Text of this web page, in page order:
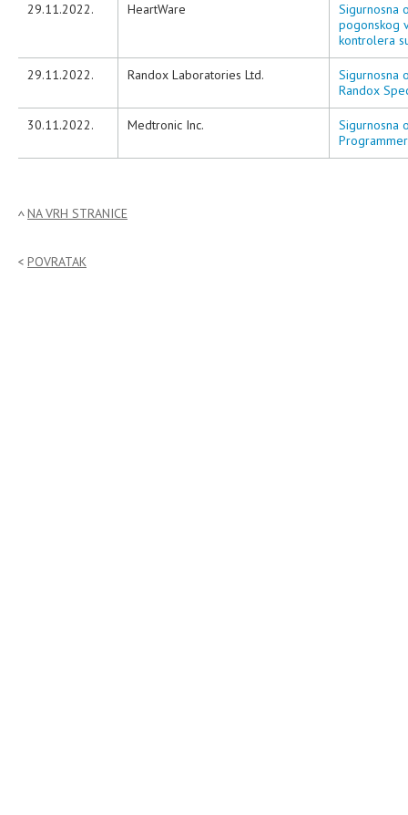
29.11.2022. HeartWare
Sigurnosna
pogonskog
kontrolera
29.11.2022. Randox Laboratories Ltd.
Sigurnosna
Randox
30.11.2022. Medtronic Inc.
Sigurnosna
NA VRH STRANICE
POVRATAK